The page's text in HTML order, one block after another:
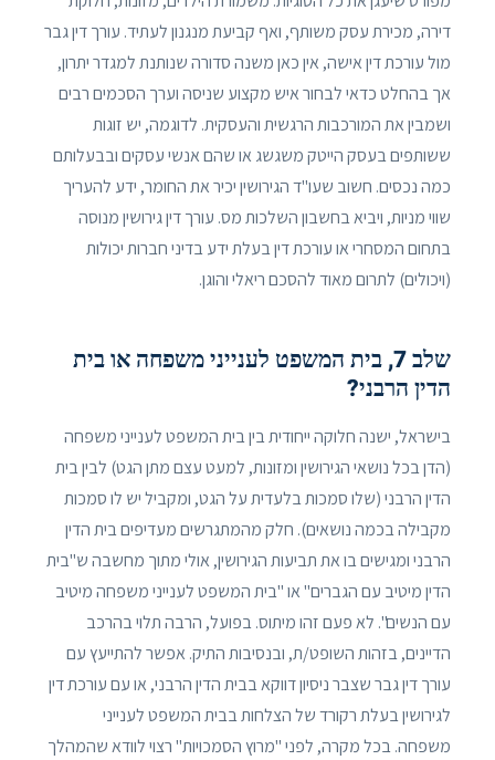
דירה, מכירת עסק משותף, ואף קביעת מנגנון לעתיד. עורך דין גבר
מול עורכת דין אישה, אין כאן משנה סדורה שנותנת למגדר יתרון,
אך בהחלט כדאי לבחור איש מקצוע שניסה וערך הסכמים רבים
ושמבין את המורכבות הרגשית והעסקית. לדוגמה, יש זוגות
ששותפים בעסק הייטק משגשג או שהם אנשי עסקים ובבעלותם
כמה נכסים. חשוב שעו"ד הגירושין יכיר את החומר, ידע להעריך
שווי מניות, ויביא בחשבון השלכות מס. עורך דין גירושין מנוסה
בתחום המסחרי או עורכת דין בעלת ידע בדיני חברות יכולות
(ויכולים) לתרום מאוד להסכם ריאלי והוגן.
שלב 7, בית המשפט לענייני משפחה או בית
הדין הרבני?
בישראל, ישנה חלוקה ייחודית בין בית המשפט לענייני משפחה
(הדן בכל נושאי הגירושין ומזונות, למעט עצם מתן הגט) לבין בית
הדין הרבני (שלו סמכות בלעדית על הגט, ומקביל יש לו סמכות
מקבילה בכמה נושאים). חלק מהמתגרשים מעדיפים בית הדין
הרבני ומגישים בו את תביעות הגירושין, אולי מתוך מחשבה ש"בית
הדין מיטיב עם הגברים" או "בית המשפט לענייני משפחה מיטיב
עם הנשים". לא פעם זהו מיתוס. בפועל, הרבה תלוי בהרכב
הדיינים, בזהות השופט/ת, ובנסיבות התיק. אפשר להתייעץ עם
עורך דין גבר שצבר ניסיון דווקא בבית הדין הרבני, או עם עורכת דין
לגירושין בעלת רקורד של הצלחות בבית המשפט לענייני
משפחה. בכל מקרה, לפני "מרוץ הסמכויות" רצוי לוודא שהמהלך